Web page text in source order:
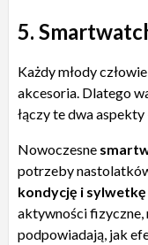
5.
Każdy młody
akcesoria. Dlatego
łączy te dwa
Nowoczesne
potrzeby
kondycję i sylwetkę
aktywności fizyczne,
podpowiadają, jak